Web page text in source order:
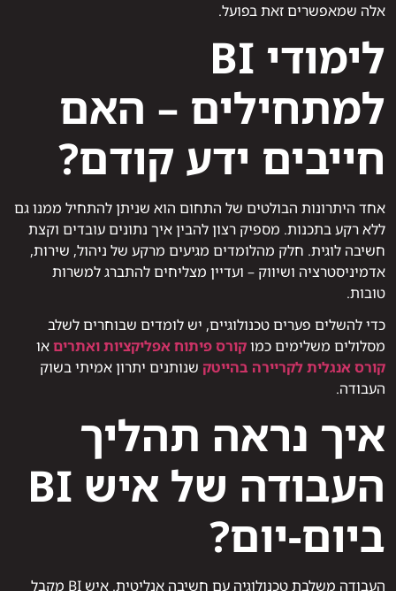
אלה שמאפשרים זאת בפועל.
לימודי BI
למתחילים – האם
חייבים ידע קודם?
אחד היתרונות הבולטים של התחום הוא שניתן להתחיל ממנו גם
ללא רקע בתכנות. מספיק רצון להבין איך נתונים עובדים וקצת
חשיבה לוגית. חלק מהלומדים מגיעים מרקע של ניהול, שירות,
אדמיניסטרציה ושיווק – ועדיין מצליחים להתברג למשרות
טובות.
כדי להשלים פערים טכנולוגיים, יש לומדים שבוחרים לשלב
מסלולים משלימים כמוקורס פיתוח אפליקציות ואתריםאו
קורס אנגלית לקריירה בהייטק שנותנים יתרון אמיתי בשוק
העבודה.
איך נראה תהליך
העבודה של איש BI
ביום-יום?
העבודה משלבת טכנולוגיה עם חשיבה אנליטית. איש BI מקבל